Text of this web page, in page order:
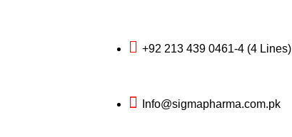
+92 213 439 0461-4 (4 Lines)
Info@sigmapharma.com.pk